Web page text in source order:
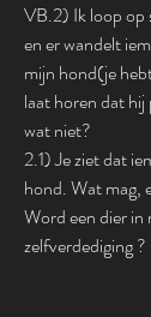
VB.2) Ik loop op
en er wandelt
mijn hond(je
laat horen dat
wat niet?
2.1) Je ziet dat
hond. Wat mag,
Word een dier in
zelfverdediging ?